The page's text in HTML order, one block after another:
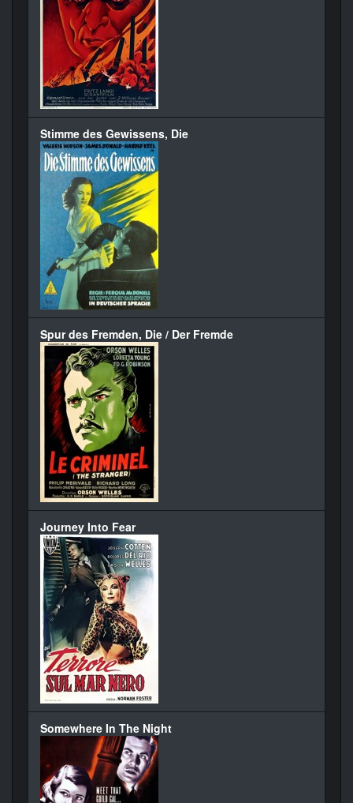
Stimme des Gewissens, Die
Spur des Fremden, Die / Der Fremde
Journey Into Fear
Somewhere In The Night